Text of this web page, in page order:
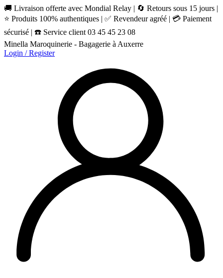
🚚 Livraison offerte avec Mondial Relay | 🔄 Retours sous 15 jours |
⭐ Produits 100% authentiques | ✅ Revendeur agréé | 💳 Paiement
sécurisé | ☎️ Service client 03 45 45 23 08
Minella Maroquinerie - Bagagerie à Auxerre
Login / Register